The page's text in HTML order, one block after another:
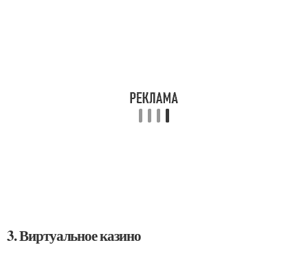
3. Виртуальное казино